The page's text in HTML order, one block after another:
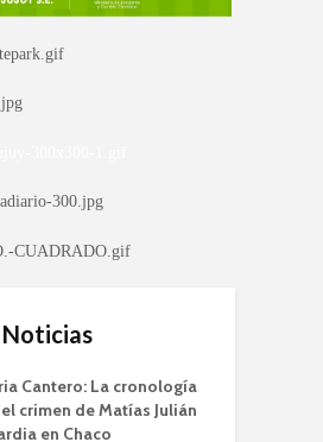
Cantero: La cronología
crimen de Matías Julián
en Chaco